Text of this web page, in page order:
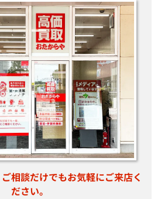
相談だけでもお気軽にご来店く
ださい。